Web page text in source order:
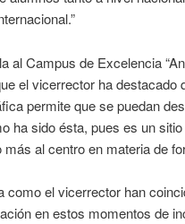
al Campus de Excelencia
el vicerrector ha destacado
permite que se puedan
ha sido ésta, pues es un
al centro en materia de
como el vicerrector han
en estos momentos de